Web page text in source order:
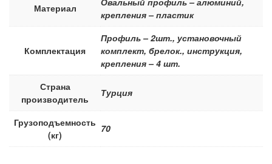
Материал
крепления – пластик
Комплектация
Профиль – 2шт., установочный
комплект, брелок., инструкция,
крепления – 4 шт.
Страна
производитель
Турция
Грузоподъемность
(кг)
70